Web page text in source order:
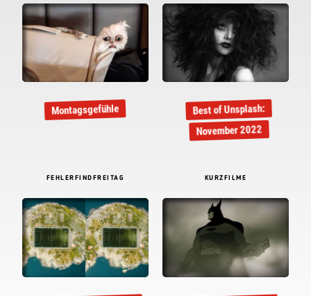
Montagsgefühle Best of Unsplash:
November 2022
FEHLERFINDFREITAG KURZFILME